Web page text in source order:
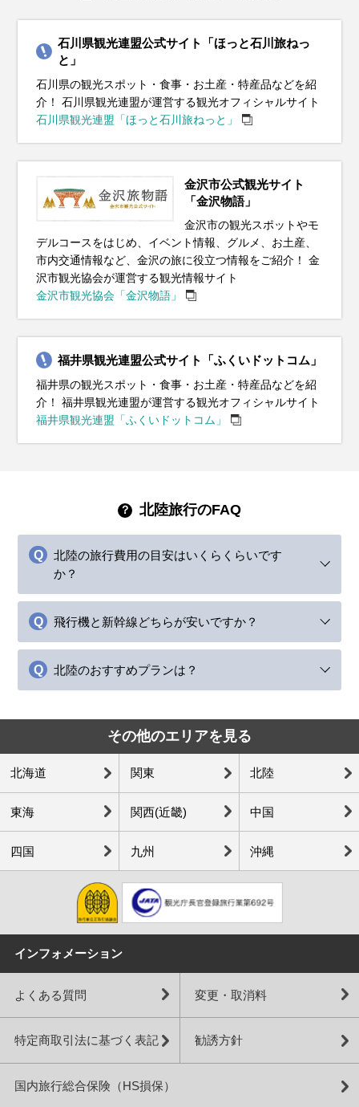
手のジャケットがぴったりで、インナーにはセーターやター
トルネックを合わせて体をしっかり温めましょう。足元には
ブーツを選んで、寒さから守りながら観光中も快適に過ごせ
ます。観光地では冷えを感じることもあるので、ストールや
手袋を携帯しておくと安心です。秋の北陸地方ならではの美
イベント・観光
紅葉シーズン、金沢城・兼六園四季物語～秋の段～（石川県）、
近江町市場かにまつり（石川県）、越前かにまつり（福井県）、
三国湊カニまつり（福井県）、庄川ゆずまつり（富山県）、香箱
ガニ（石川県・漁期）、加能ガニ（石川県・漁期）、ノドグロ
（石川県・旬）、ズワイガニ（11/6～解禁・福井県）、セイコガ
ニ（11/6～解禁・福井県）、越前がれい（福井県・旬）、庄川ゆ
ず（富山県・旬）
ートテックやフリース素材を取り入れると、寒い日でも快適
に過ごせます。手袋やマフラー、帽子などの防寒小物も忘れ
ずに準備してください。降雪がある場合には、防水性の高い
ブーツと滑りにくいソールを選ぶことが大切です。冬のイル
ミネーションや伝統的な年末行事を楽しむためには、温かさ
イルミネーションシーズン、越前水仙の見ごろ（福井県）、敦賀
港イルミネーション ミライエ（福井県）、永平寺除夜の鐘＆ライ
トアップ（福井県）、環水公園 スイートイルミネーション（富山
市）、香箱ガニ（石川県・漁期）、加能ガニ（石川県・漁期）、
ノドグロ（石川県・旬）、ズワイガニ（漁期・福井県）、セイコ
ガニ（～12/31まで漁期・福井県）、越前がれい（福井県・旬）、
寒ブリ（富山県・旬）
で、厚手のコートやダウンジャケットが必須。足元には防水
性のある滑りにくいソールのブーツがおすすめです。インナ
ーにはヒートテックやフリース素材を取り入れて、しっかり
重ね着を。手袋、マフラー、帽子などの小物も忘れずに準備
して、寒さに負けず快適に過ごしましょう。
イベント・観光
雪景色、ウィンタースポーツシーズン、イルミネーション、越前
水仙の見ごろ（福井県）、金沢市消防出初式（石川県）、四季の
五箇山 雪あかり（富山県）、加能ガニ（石川県・漁期）、ズワイ
ガニ（福井県・漁期）、若狭ふぐ（福井県・旬）、寒ブリ（富山
県・旬）
ックや厚手のセーターでしっかり保温を。北陸地方は風が強
い日も多いので、風を通しにくい素材のコートを選ぶとさら
に快適です。屋外観光では重ね着で体温調整しやすい服装が
おすすめ。雪道で滑らないアイテムがあれば、街歩きも安心
して楽しめます。
イベント・観光
雪景色、ウィンタースポーツシーズン、梅の見ごろ、三方五湖 梅
まつり（福井県）、金沢城・兼六園四季物語～冬の段～（石川
県）、宇奈月温泉雪のカーニバル（富山県）、加能ガニ（石川
県・漁期）、七尾産牡蠣（石川県・旬）、ズワイガニ（福井県・
漁期）、水ガニ（2/19～解禁・福井県）
おすすめ。インナーには厚手のセーターや長袖シャツを着
て、日中はカーディガンなどで調整できると便利です。ま
た、雨が降る日が多いので、防水性のある靴や折りたたみ傘
を持っておくと安心。春の訪れを楽しめる庭園や街歩きに
は、動きやすい服装で出かけましょう。
イベント・観光
梅の見ごろ、三方五湖 梅まつり（富山県）、平国祭 おいで祭（石
川県）、お水送り（福井県）、越前朝市・かに感謝祭（福井
県）、ふくい桜まつり（福井県）、加能ガニ（石川県・漁期）、
穴水産牡蠣（石川県・旬）、ズワイガニ（～3/20まで漁期・福井
県）、水ガニ（～3/20まで漁期・福井県）、ホタルイカ（富山
県・旬）
長袖シャツを合わせて、朝晩の寒さ対策にカーディガンを持
ち歩くと安心です。観光でたくさん歩くことを考えて、履き
心地の良いスニーカーがおすすめ。雨が降る日もあるので、
防水性のある靴や傘を準備しておくと快適に過ごせます。
イベント・観光
桜の見ごろ、チューリップの見ごろ（富山県）、となみチューリ
ップフェア（富山県）、金沢城・兼六園四季物語～観桜期～（石
川県）、ふくい桜まつり（福井県）、丸岡城桜まつり（福井
県）、高岡桜まつり（富山県）、立山黒部アルペンルート全線開
通（富山県）、穴水産牡蠣（石川県・旬）、シロエビ（富山県・
旬）、ホタルイカ（富山県・旬）
く、朝晩の涼しさには軽く羽織れるアイテムが便利です。半
袖シャツや薄手のパンツを取り入れた軽やかなコーデで、観
光も快適に楽しめます。晴れた日が多いですが、急な雨に備
えて折りたたみ傘を持っておくと安心です。観光でたくさん
歩く場合は、クッション性のあるスニーカーを履いて足元も
ツツジの見頃、さばえつつじまつり（福井県）、金沢城・兼六園
四季物語～春の段～（石川県）、青柏祭（石川県）、三国祭（福
井県）、高岡御車山祭（富山県）、城端曳山祭（富山県）、シロ
エビ（富山県・旬）、ホタルイカ（富山県・旬）
パンツを基本に、必要に応じて軽めのジャケットを羽織ると
便利です。雨対策として、防水性のあるジャケットやレイン
コートを持参すると安心。靴は防水加工されたスニーカーや
レインシューズを選ぶと、雨の日でも快適に観光を楽しめま
す。さらに、屋外観光の際は荷物が濡れないように防水バッ
アジサイの見ごろ、足羽山のアジサイ（福井県）、太閤山ランド
あじさいまつり（富山県）、金沢百万石まつり（石川県）、加賀
友禅燈ろう流し（石川県）、金沢城・兼六園四季物語～初夏の段
～（石川県）、雪の大谷ウォーク（～6/25まで・富山県）、福井
梅（福井県・旬）、シロエビ（富山県・旬）
として、帽子やサングラス、日焼け止めをしっかり使いまし
ょう。ただし、冷房が効いた屋内や公共交通機関では寒く感
じることがあるので、薄手のカーディガンやストールを持ち
歩くと便利です。足元には通気性の良いサンダルや軽量スニ
ーカーを選んで、長時間の散策でも快適に過ごせます。夜は
イベント・観光
海水浴シーズン、ひまわりの見ごろ、池上ひまわりパーク（福井
県）、大聖寺灯ろう流し（石川県）、越前みなと大花火（福井
県）、伏木港まつり（富山県）、能登岩ガキ（石川県・旬）、越
前うに（福井県・旬）、シロエビ（富山県・旬）
石川県観光連盟公式サイト「ほっと石川旅ねっ
と」
石川県の観光スポット・食事・お土産・特産品などを紹
介！ 石川県観光連盟が運営する観光オフィシャルサイト
石川県観光連盟「ほっと石川旅ねっと」
金沢市公式観光サイト
「金沢物語」
金沢市の観光スポットやモ
デルコースをはじめ、イベント情報、グルメ、お土産、
市内交通情報など、金沢の旅に役立つ情報をご紹介！ 金
沢市観光協会が運営する観光情報サイト
金沢市観光協会「金沢物語」
福井県観光連盟公式サイト「ふくいドットコム」
福井県の観光スポット・食事・お土産・特産品などを紹
介！ 福井県観光連盟が運営する観光オフィシャルサイト
福井県観光連盟「ふくいドットコム」
北陸旅行のFAQ
北陸の旅行費用の目安はいくらくらいです
か？
飛行機と新幹線どちらが安いですか？
北陸のおすすめプランは？
その他のエリアを見る
北海道 関東 北陸
東海 関西(近畿) 中国
四国 九州 沖縄
インフォメーション
よくある質問 変更・取消料
特定商取引法に基づく表記 勧誘方針
国内旅行総合保険（HS損保）